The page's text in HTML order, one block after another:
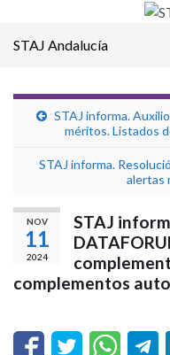
STAJ Andalucía
STAJ informa.
méritos. Listados
STAJ informa.
alertas
NOV
11
2024
STAJ
complementos